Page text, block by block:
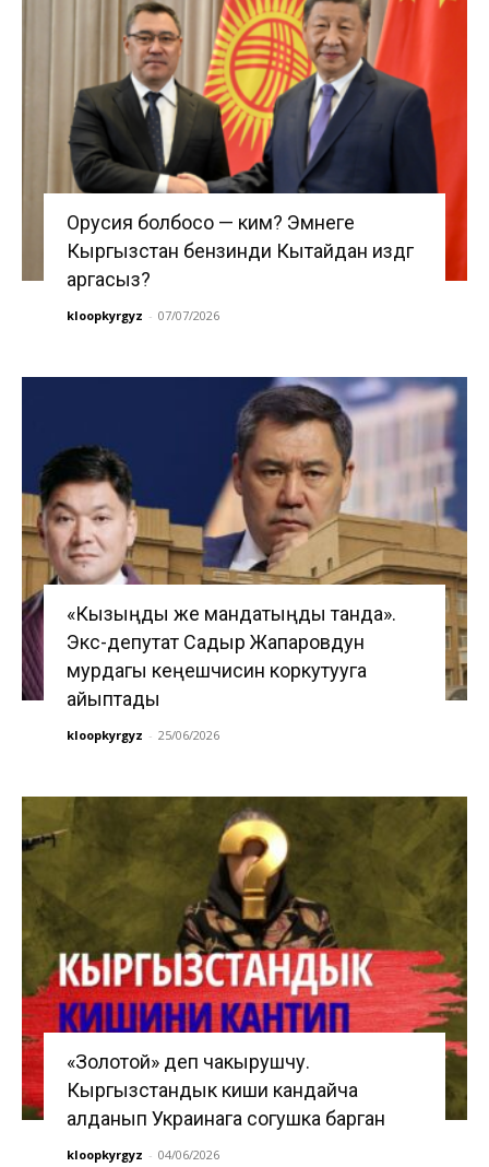
Орусия болбосо — ким? Эмнеге
Кыргызстан бензинди Кытайдан издөөгө
аргасыз?
kloopkyrgyz - 07/07/2026
«Кызыңды же мандатыңды танда».
Экс-депутат Садыр Жапаровдун
мурдагы кеңешчисин коркутууга
айыптады
kloopkyrgyz - 25/06/2026
«Золотой» деп чакырушчу.
Кыргызстандык киши кандайча
алданып Украинага согушка барган
kloopkyrgyz - 04/06/2026